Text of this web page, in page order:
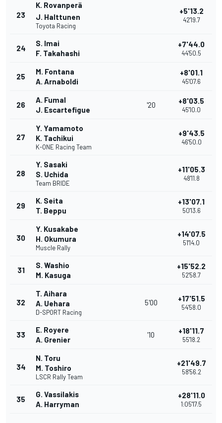
23
K. Rovanperä
J. Halttunen
Toyota Racing
+5'13.2
42'19.7
24
S. Imai
F. Takahashi
+7'44.0
44'50.5
25
M. Fontana
A. Arnaboldi
+8'01.1
45'07.6
26
A. Fumal
J. Escartefigue
'20 +8'03.5
45'10.0
27
Y. Yamamoto
K. Tachikui
K-ONE Racing Team
+9'43.5
46'50.0
28
Y. Sasaki
S. Uchida
Team BRIDE
+11'05.3
48'11.8
29
K. Seita
T. Beppu
+13'07.1
50'13.6
30
Y. Kusakabe
H. Okumura
Muscle Rally
+14'07.5
51'14.0
31
S. Washio
M. Kasuga
+15'52.2
52'58.7
32
T. Aihara
A. Uehara
D-SPORT Racing
5'00 +17'51.5
54'58.0
33
E. Royere
A. Grenier
'10 +18'11.7
55'18.2
34
N. Toru
M. Toshiro
LSCR Rally Team
+21'49.7
58'56.2
35
G. Vassilakis
A. Harryman
+28'11.0
1:05'17.5